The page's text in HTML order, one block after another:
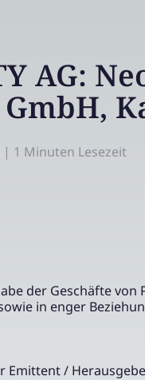
AG:
| 1 Minuten Lesezeit
der Geschäfte von
in enger
Emittent /